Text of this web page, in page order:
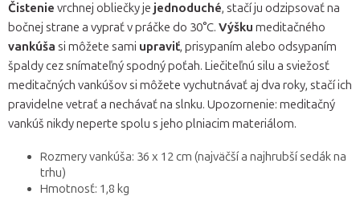
Čistenie vrchnej obliečky je jednoduché, stačí ju odzipsovať na
bočnej strane a vyprať v práčke do 30°C. Výšku meditačného
vankúša si môžete sami upraviť, prisypaním alebo odsypaním
špaldy cez snímateľný spodný poťah. Liečiteľnú silu a sviežosť
meditačných vankúšov si môžete vychutnávať aj dva roky, stačí ich
pravidelne vetrať a nechávať na slnku. Upozornenie: meditačný
vankúš nikdy neperte spolu s jeho plniacim materiálom.
Rozmery vankúša: 36 x 12 cm (najväčší a najhrubší sedák na
trhu)
Hmotnosť: 1,8 kg